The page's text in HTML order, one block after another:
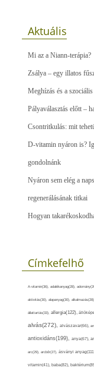
Aktuális
Mi az a Niann-terápia?
Zsálya – egy illatos
Meghízás és a
Pályaválasztás előtt –
Csontritkulás: mit
D-vitamin nyáron is?
gondolnánk
Nyáron sem elég a
regenerálásának titkai
Hogyan
Címkefelhő
A-vitamin(36), adalékanyag(28),
aktivitás(30), alapanyag(30), alkalmazás(28),
állattartás(33), allergia(122),
alvás(272), alvászavar(66),
antioxidáns(199), anya(67),
arc(29), arcbőr(27), ásványi
vitamin(41), baba(82),